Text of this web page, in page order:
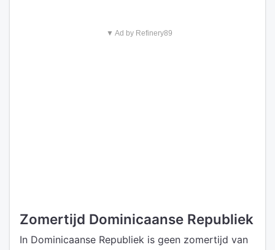
▼ Ad by Refinery89
Zomertijd Dominicaanse Republiek
In Dominicaanse Republiek is geen zomertijd van